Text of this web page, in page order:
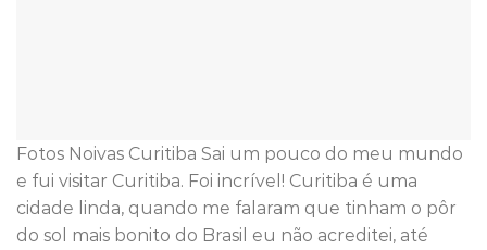
Fotos Noivas Curitiba Sai um pouco do meu mundo
e fui visitar Curitiba. Foi incrível! Curitiba é uma
cidade linda, quando me falaram que tinham o pôr
do sol mais bonito do Brasil eu não acreditei, até